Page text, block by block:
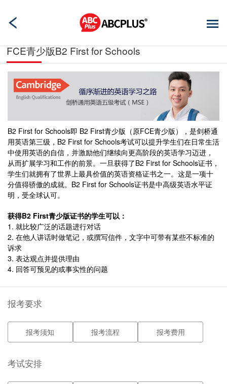
FCE青少版B2 First for Schools
B2 First for Schools即 B2 First青少版（原FCE青少版），是剑桥通
用英语第三级，B2 First for Schools考试可以提升学生们在日常生活
中使用英语的自信，并激励他们继续向更高阶段的英语学习迈进，
从而扩展学习和工作的前景。一旦获得了B2 First for Schools证书，
学生们就拥有了世界上最具价值的英语资格证书之一。这是一项十
分值得骄傲的成就。B2 First for Schools证书是中高级英语水平证
明，受全球认可。
获得B2 First青少版证书的学生可以：
1. 就比较广泛的话题进行对话
2. 在他人讲话时做笔记，或撰写信件，文字中可带有某些不标准的
诉求
3. 表达观点并提供理由
4. 回答可预见的或事实性的问题
报考要求
报考须知 报考流程 报考费用
考试安排